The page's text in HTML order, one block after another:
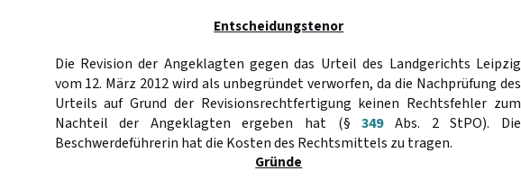
Entscheidungstenor
Die Revision der Angeklagten gegen das Urteil des Landgerichts Leipzig
vom 12. März 2012 wird als unbegründet verworfen, da die Nachprüfung des
Urteils auf Grund der Revisionsrechtfertigung keinen Rechtsfehler zum
Nachteil der Angeklagten ergeben hat (§349Abs. 2 StPO). Die
Beschwerdeführerin hat die Kosten des Rechtsmittels zu tragen.
Gründe